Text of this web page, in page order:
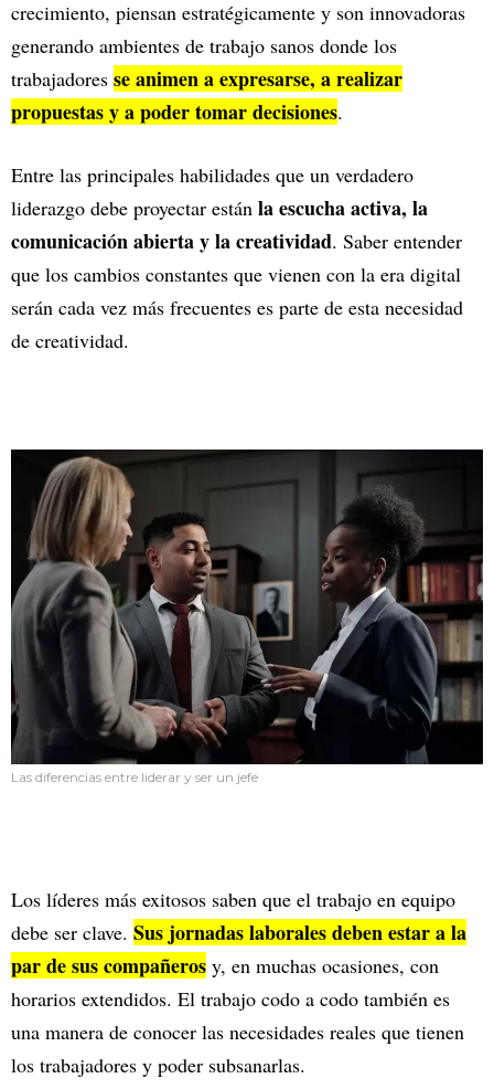
crecimiento, piensan estratégicamente y son innovadoras
generando ambientes de trabajo sanos donde los
trabajadores se animen a expresarse, a realizar
propuestas y a poder tomar decisiones.
Entre las principales habilidades que un verdadero
liderazgo debe proyectar están la escucha activa, la
comunicación abierta y la creatividad. Saber entender
que los cambios constantes que vienen con la era digital
serán cada vez más frecuentes es parte de esta necesidad
de creatividad.
Las diferencias entre liderar y ser un jefe
Los líderes más exitosos saben que el trabajo en equipo
debe ser clave. Sus jornadas laborales deben estar a la
par de sus compañeros y, en muchas ocasiones, con
horarios extendidos. El trabajo codo a codo también es
una manera de conocer las necesidades reales que tienen
los trabajadores y poder subsanarlas.